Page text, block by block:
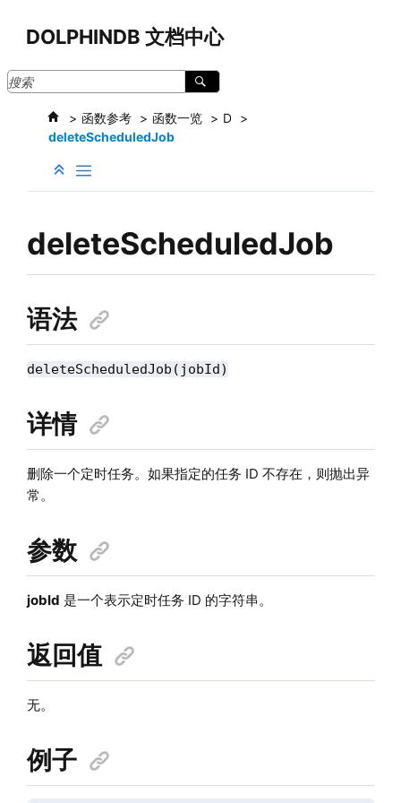
DOLPHINDB 文档中心
函数参考 函数一览
D
deleteScheduledJob
deleteScheduledJob
语法
deleteScheduledJob(jobId)
详情
删除一个定时任务。如果指定的任务 ID 不存在，则抛出异
常。
参数
jobId 是一个表示定时任务 ID 的字符串。
返回值
无。
例子